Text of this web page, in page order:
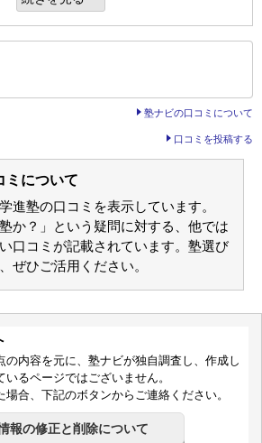
て選んでいただきました。
は把握していただいていたような気が
きるようなものではありませんでした
、ここに決めました。
ばほかのところにしていたとおもいま
の進学へ向けて
いたいと思い
塾ナビの口コミについて
口コミを投稿する
ミについて
進塾の口コミを表示しています。
か？」という疑問に対する、他では
口コミが記載されています。塾選び
ぜひご活用ください。
の内容を元に、塾ナビが独自調査し、作成し
るページではございません。
合、下記のボタンからご連絡ください。
報の修正と削除について